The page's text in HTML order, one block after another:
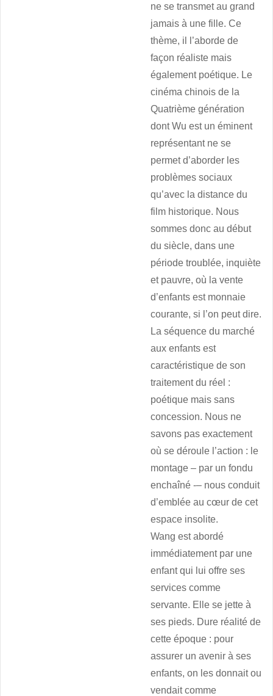
ne se transmet au grand
jamais à une fille. Ce
thème, il l’aborde de
façon réaliste mais
également poétique. Le
cinéma chinois de la
Quatrième génération
dont Wu est un éminent
représentant ne se
permet d’aborder les
problèmes sociaux
qu’avec la distance du
film historique. Nous
sommes donc au début
du siècle, dans une
période troublée, inquiète
et pauvre, où la vente
d’enfants est monnaie
courante, si l’on peut dire.
La séquence du marché
aux enfants est
caractéristique de son
traitement du réel :
poétique mais sans
concession. Nous ne
savons pas exactement
où se déroule l’action : le
montage – par un fondu
enchaîné -– nous conduit
d’emblée au cœur de cet
espace insolite.
Wang est abordé
immédiatement par une
enfant qui lui offre ses
services comme
servante. Elle se jette à
ses pieds. Dure réalité de
cette époque : pour
assurer un avenir à ses
enfants, on les donnait ou
vendait comme